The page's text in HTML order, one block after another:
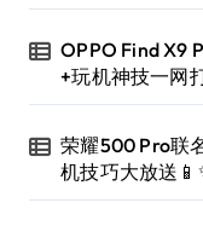
OPPO Find X9
+玩机神技一网
荣耀500 Pro联
机技巧大放送